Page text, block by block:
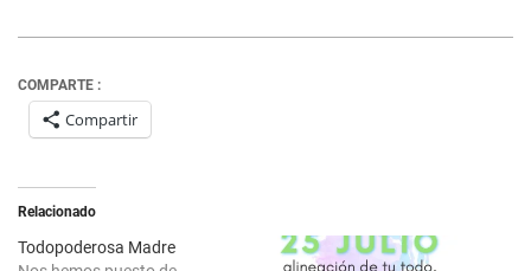
COMPARTE :
Compartir
Relacionado
Todopoderosa Madre